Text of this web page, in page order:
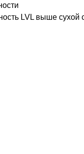
LVL выше сухой